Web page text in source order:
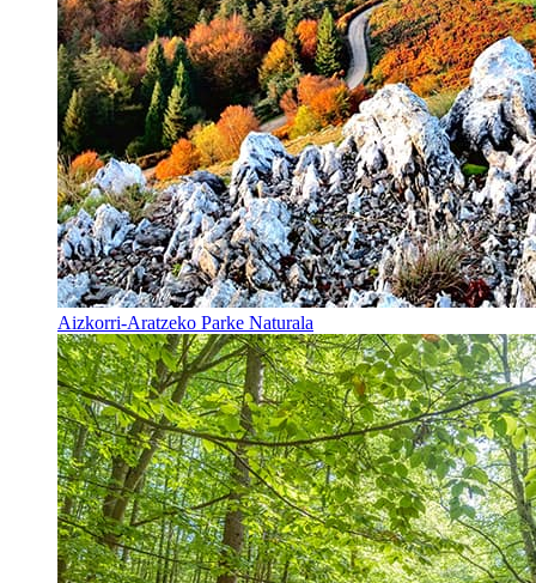
Aizkorri-Aratzeko Parke Naturala